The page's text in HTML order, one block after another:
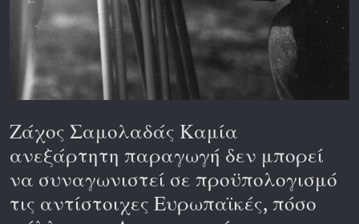
Ζάχος Σαμολαδάς Καμία
ανεξάρτητη παραγωγή δεν μπορεί
να συναγωνιστεί σε προϋπολογισμό
τις αντίστοιχες Ευρωπαϊκές, πόσο